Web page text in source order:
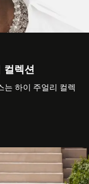
컬렉션
는 하이 주얼리 컬렉